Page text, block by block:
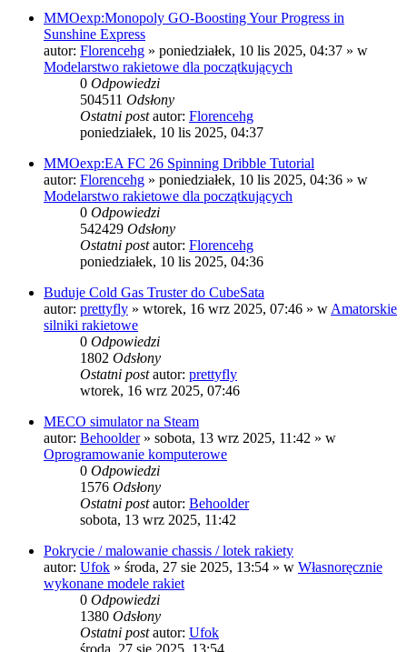
MMOexp:Monopoly GO-Boosting Your Progress in
Sunshine Express
autor: Florencehg » poniedziałek, 10 lis 2025, 04:37 » w
Modelarstwo rakietowe dla początkujących
0 Odpowiedzi
504511 Odsłony
Ostatni postautor: Florencehg
poniedziałek, 10 lis 2025, 04:37
MMOexp:EA FC 26 Spinning Dribble Tutorial
autor: Florencehg » poniedziałek, 10 lis 2025, 04:36 » w
Modelarstwo rakietowe dla początkujących
0 Odpowiedzi
542429 Odsłony
Ostatni postautor: Florencehg
poniedziałek, 10 lis 2025, 04:36
Buduje Cold Gas Truster do CubeSata
autor: prettyfly » wtorek, 16 wrz 2025, 07:46 » w Amatorskie
silniki rakietowe
0 Odpowiedzi
1802 Odsłony
Ostatni postautor: prettyfly
wtorek, 16 wrz 2025, 07:46
MECO simulator na Steam
autor: Behoolder» sobota, 13 wrz 2025, 11:42 » w
Oprogramowanie komputerowe
0 Odpowiedzi
1576 Odsłony
Ostatni postautor: Behoolder
sobota, 13 wrz 2025, 11:42
Pokrycie / malowanie chassis / lotek rakiety
autor: Ufok » środa, 27 sie 2025, 13:54 » w Własnoręcznie
wykonane modele rakiet
0 Odpowiedzi
1380 Odsłony
Ostatni postautor: Ufok
środa, 27 sie 2025, 13:54